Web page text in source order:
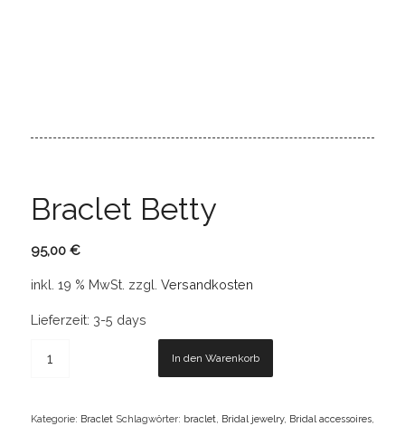
Braclet Betty
95,00 €
inkl. 19 % MwSt. zzgl. Versandkosten
Lieferzeit: 3-5 days
In den Warenkorb
Kategorie: Braclet Schlagwörter: braclet, Bridal jewelry, Bridal accessoires,